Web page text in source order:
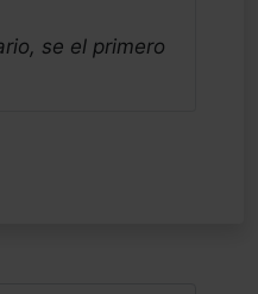
se el primero